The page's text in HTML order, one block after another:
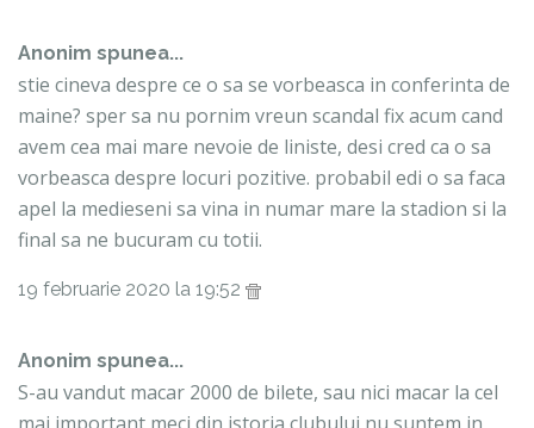
Anonim spunea...
stie cineva despre ce o sa se vorbeasca in conferinta de
maine? sper sa nu pornim vreun scandal fix acum cand
avem cea mai mare nevoie de liniste, desi cred ca o sa
vorbeasca despre locuri pozitive. probabil edi o sa faca
apel la medieseni sa vina in numar mare la stadion si la
final sa ne bucuram cu totii.
19 februarie 2020 la 19:52
Anonim spunea...
S-au vandut macar 2000 de bilete, sau nici macar la cel